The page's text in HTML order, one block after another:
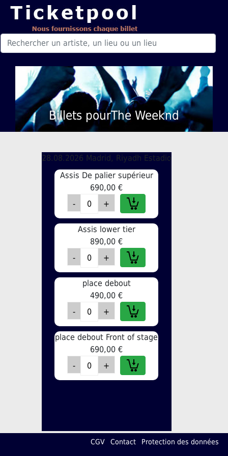
Billets pourThe Weeknd
28.08.2026 Madrid, Riyadh Estadio
Assis De palier supérieur
690,00 €
Assis lower tier
890,00 €
place debout
490,00 €
place debout Front of stage
690,00 €
CGV Contact Protection des données